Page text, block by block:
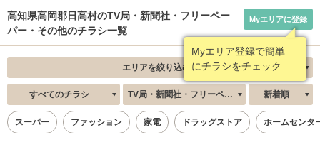
高知県高岡郡日高村のTV局・新聞社・フリーペー
パー・その他のチラシ一覧
Myエリア登録で簡単
にチラシをチェック
Myエリアに登録
エリアを絞り込む
すべてのチラシ TV局・新聞社・フリーペーパー・その他 新着順
スーパー ファッション 家電 ドラッグストア ホームセンタ